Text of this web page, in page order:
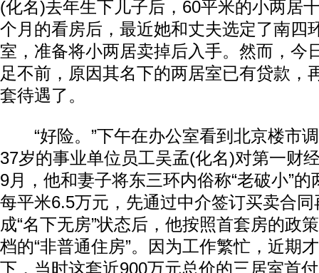
(化名)去年生下儿子后，60平米的小两居
个月的看房后，最近她和丈夫选定了南四
室，准备将小两居卖掉后入手。然而，今
足不前，原因其名下的两居室已有贷款，
套待遇了。
“好险。”下午在办公室看到北京楼市
37岁的事业单位员工吴孟(化名)对第一财
9月，他和妻子将东三环内俗称“老破小”
每平米6.5万元，先通过中介签订买卖合
成“名下无房”状态后，他按照首套房的政
档的“非普通住房”。因为工作繁忙，近期
下，当时这套近900万元总价的三居室首